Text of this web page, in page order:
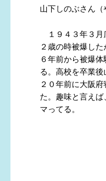
山下しのぶさん
１９４３年３月
２歳の時被爆し
６年前から被爆
る。高校を卒業後
２０年前に大阪
た。趣味と言え
マってる。